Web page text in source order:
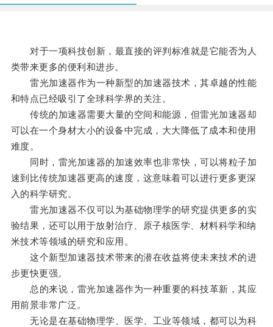
对于一项科技创新，最直接的评判标准就是它能否为人
类带来更多的便利和进步。
雷光加速器作为一种新型的加速器技术，其卓越的性能
和特点已经吸引了全球科学界的关注。
传统的加速器需要大量的空间和能源，但雷光加速器却
可以在一个身材大小的设备中完成，大大降低了成本和使用
难度。
同时，雷光加速器的加速效率也非常快，可以将粒子加
速到比传统加速器更高的速度，这意味着可以进行更多更深
入的科学研究。
雷光加速器不仅可以为基础物理学的研究提供更多的实
验结果，还可以用于放射治疗、原子核医学、材料科学和纳
米技术等领域的研究和应用。
这个新型加速器技术带来的潜在收益将使未来技术的进
步更快更强。
总的来说，雷光加速器作为一种重要的科技革新，其应
用前景非常广泛。
无论是在基础物理学、医学、工业等领域，都可以为科